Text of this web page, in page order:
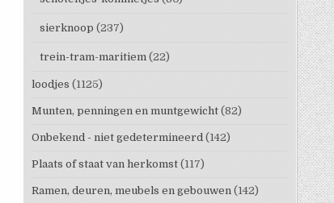
sierknoop (237)
trein-tram-maritiem (22)
loodjes (1125)
Munten, penningen en muntgewicht (82)
Onbekend - niet gedetermineerd (142)
Plaats of staat van herkomst (117)
Ramen, deuren, meubels en gebouwen (142)